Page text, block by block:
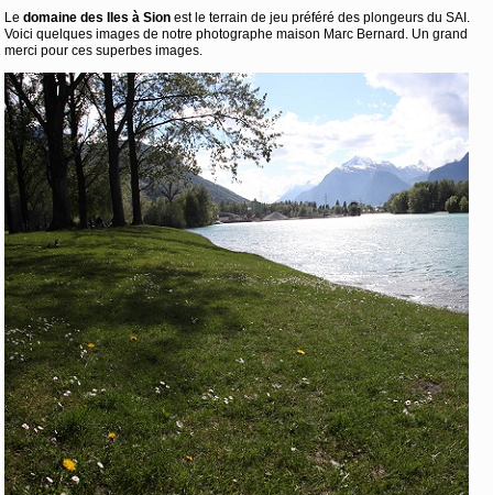
Le domaine des Iles à Sionest le terrain de jeu préféré des plongeurs du SAI.
Voici quelques images de notre photographe maison Marc Bernard. Un grand
merci pour ces superbes images.